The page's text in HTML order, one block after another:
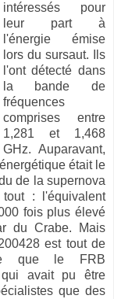
intéressés pour
leur part à
l'énergie émise
lors du sursaut. Ils
l'ont détecté dans
la bande de
fréquences
comprises entre
1,281 et 1,468
GHz. Auparavant,
était le
de la supernova
: l'équivalent
fois plus élevé
du Crabe. Mais
est tout de
que le FRB
qui avait pu être
que des